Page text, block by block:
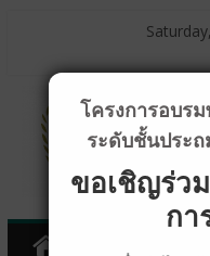
โครงการอบร
ระดับชั้นประ
ขอเชิญร่ว
กา